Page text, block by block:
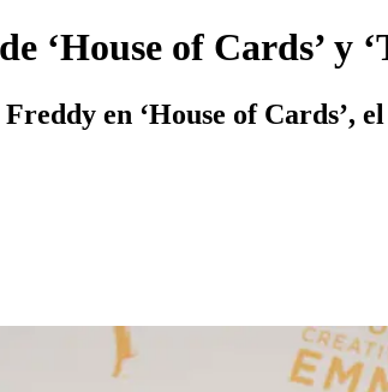
‘House of Cards’ y
en ‘House of Cards’,